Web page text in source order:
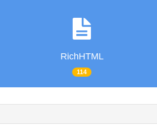
RichHTML
114